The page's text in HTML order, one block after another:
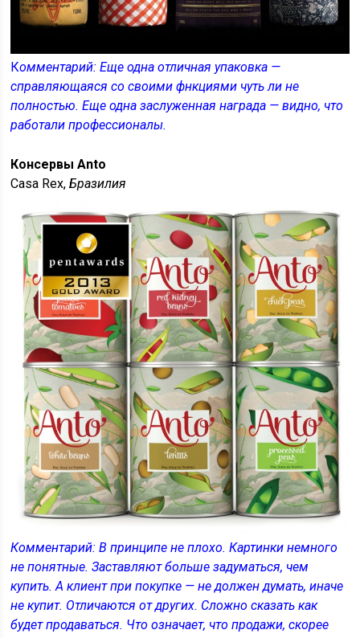
Комментарий: Еще одна отличная упаковка —
справляющаяся со своими фнкциями чуть ли не
полностью. Еще одна заслуженная награда — видно, что
работали профессионалы.
Консервы Anto
Casa Rex, Бразилия
Комментарий: В принципе не плохо. Картинки немного
не понятные. Заставляют больше задуматься, чем
купить. А клиент при покупке — не должен думать, иначе
не купит. Отличаются от других. Сложно сказать как
будет продаваться. Что означает, что продажи, скорее